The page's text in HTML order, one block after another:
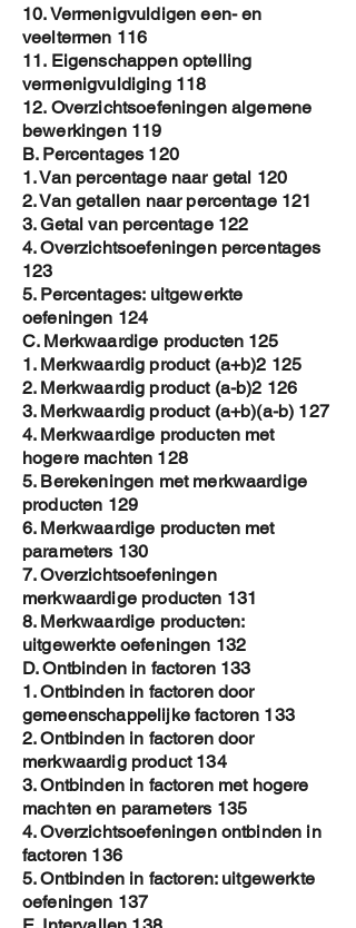
10. Vermenigvuldigen een- en
veeltermen 116
11. Eigenschappen optelling
vermenigvuldiging 118
12. Overzichtsoefeningen algemene
bewerkingen 119
B. Percentages 120
1. Van percentage naar getal 120
2. Van getallen naar percentage 121
3. Getal van percentage 122
4. Overzichtsoefeningen percentages
123
5. Percentages: uitgewerkte
oefeningen 124
C. Merkwaardige producten 125
1. Merkwaardig product (a+b)2 125
2. Merkwaardig product (a-b)2 126
3. Merkwaardig product (a+b)(a-b) 127
4. Merkwaardige producten met
hogere machten 128
5. Berekeningen met merkwaardige
producten 129
6. Merkwaardige producten met
parameters 130
7. Overzichtsoefeningen
merkwaardige producten 131
8. Merkwaardige producten:
uitgewerkte oefeningen 132
D. Ontbinden in factoren 133
1. Ontbinden in factoren door
gemeenschappelijke factoren 133
2. Ontbinden in factoren door
merkwaardig product 134
3. Ontbinden in factoren met hogere
machten en parameters 135
4. Overzichtsoefeningen ontbinden in
factoren 136
5. Ontbinden in factoren: uitgewerkte
oefeningen 137